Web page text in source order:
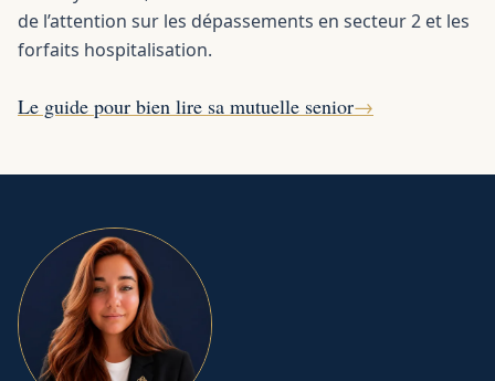
de l’attention sur les dépassements en secteur 2 et les
forfaits hospitalisation.
Le guide pour bien lire sa mutuelle senior→